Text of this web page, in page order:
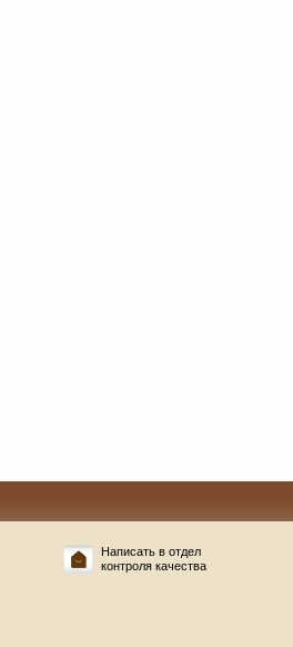
Написать в отдел
контроля качества